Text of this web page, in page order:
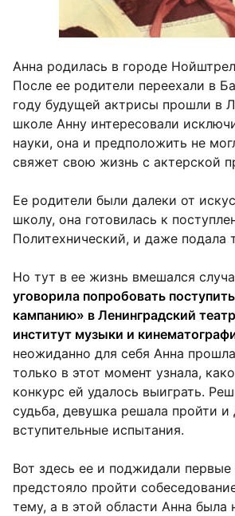
Анна родилась в городе
После ее родители переехали в
году будущей актрисы прошли в
школе Анну интересовали
науки, она и предположить не
свяжет свою жизнь с актерской
Ее родители были далеки от
школу, она готовилась к
Политехнический, и даже подала
Но тут в ее жизнь вмешался
уговорила попробовать
кампанию» в Ленинградский
институт музыки и
неожиданно для себя Анна
только в этот момент узнала,
конкурс ей удалось выиграть.
судьба, девушка решала пройти и
вступительные испытания.
Вот здесь ее и поджидали первые
предстояло пройти
тему, а в этой области Анна была